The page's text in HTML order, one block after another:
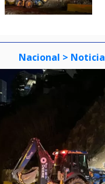
Nacional > Noticia